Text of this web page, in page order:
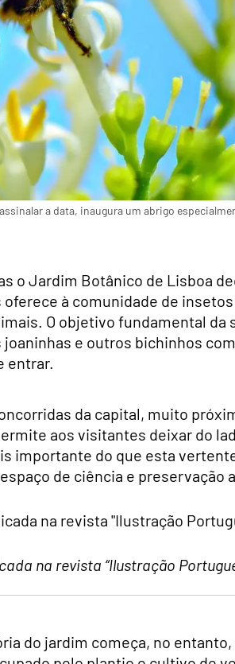
a data, inaugura um abrigo
o Jardim Botânico de Lisboa
à comunidade de
O objetivo fundamental da
e outros bichinhos
entrar.
da capital, muito
aos visitantes deixar do
importante do que esta
de ciência e preservação
na revista “Ilustração
do jardim começa, no entanto,